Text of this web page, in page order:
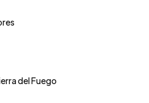
del Fuego